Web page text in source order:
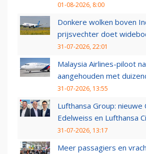
01-08-2026, 8:00
Donkere wolken boven
prijsvechter doet
31-07-2026, 22:01
Malaysia Airlines-piloot
aangehouden met
31-07-2026, 13:55
Lufthansa Group: nieuwe
Edelweiss en Lufthansa
31-07-2026, 13:17
Meer passagiers en